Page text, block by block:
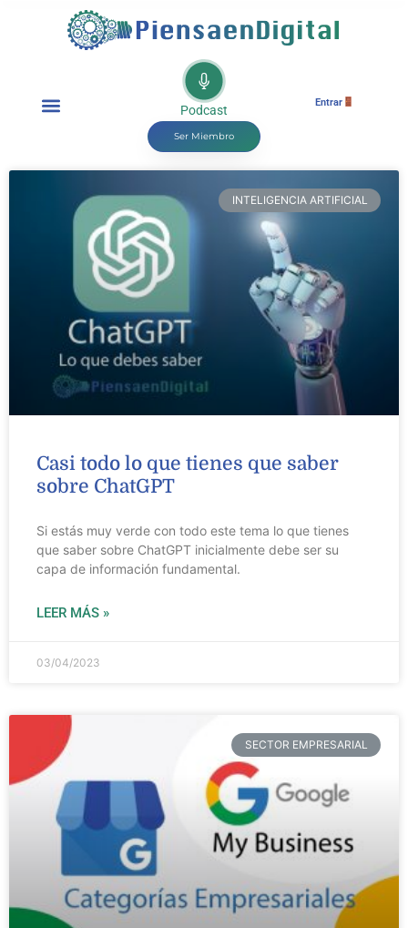
Podcast
Ser Miembro
Entrar
INTELIGENCIA ARTIFICIAL
Casi todo lo que tienes que saber
sobre ChatGPT
Si estás muy verde con todo este tema lo que tienes
que saber sobre ChatGPT inicialmente debe ser su
capa de información fundamental.
LEER MÁS »
03/04/2023
SECTOR EMPRESARIAL